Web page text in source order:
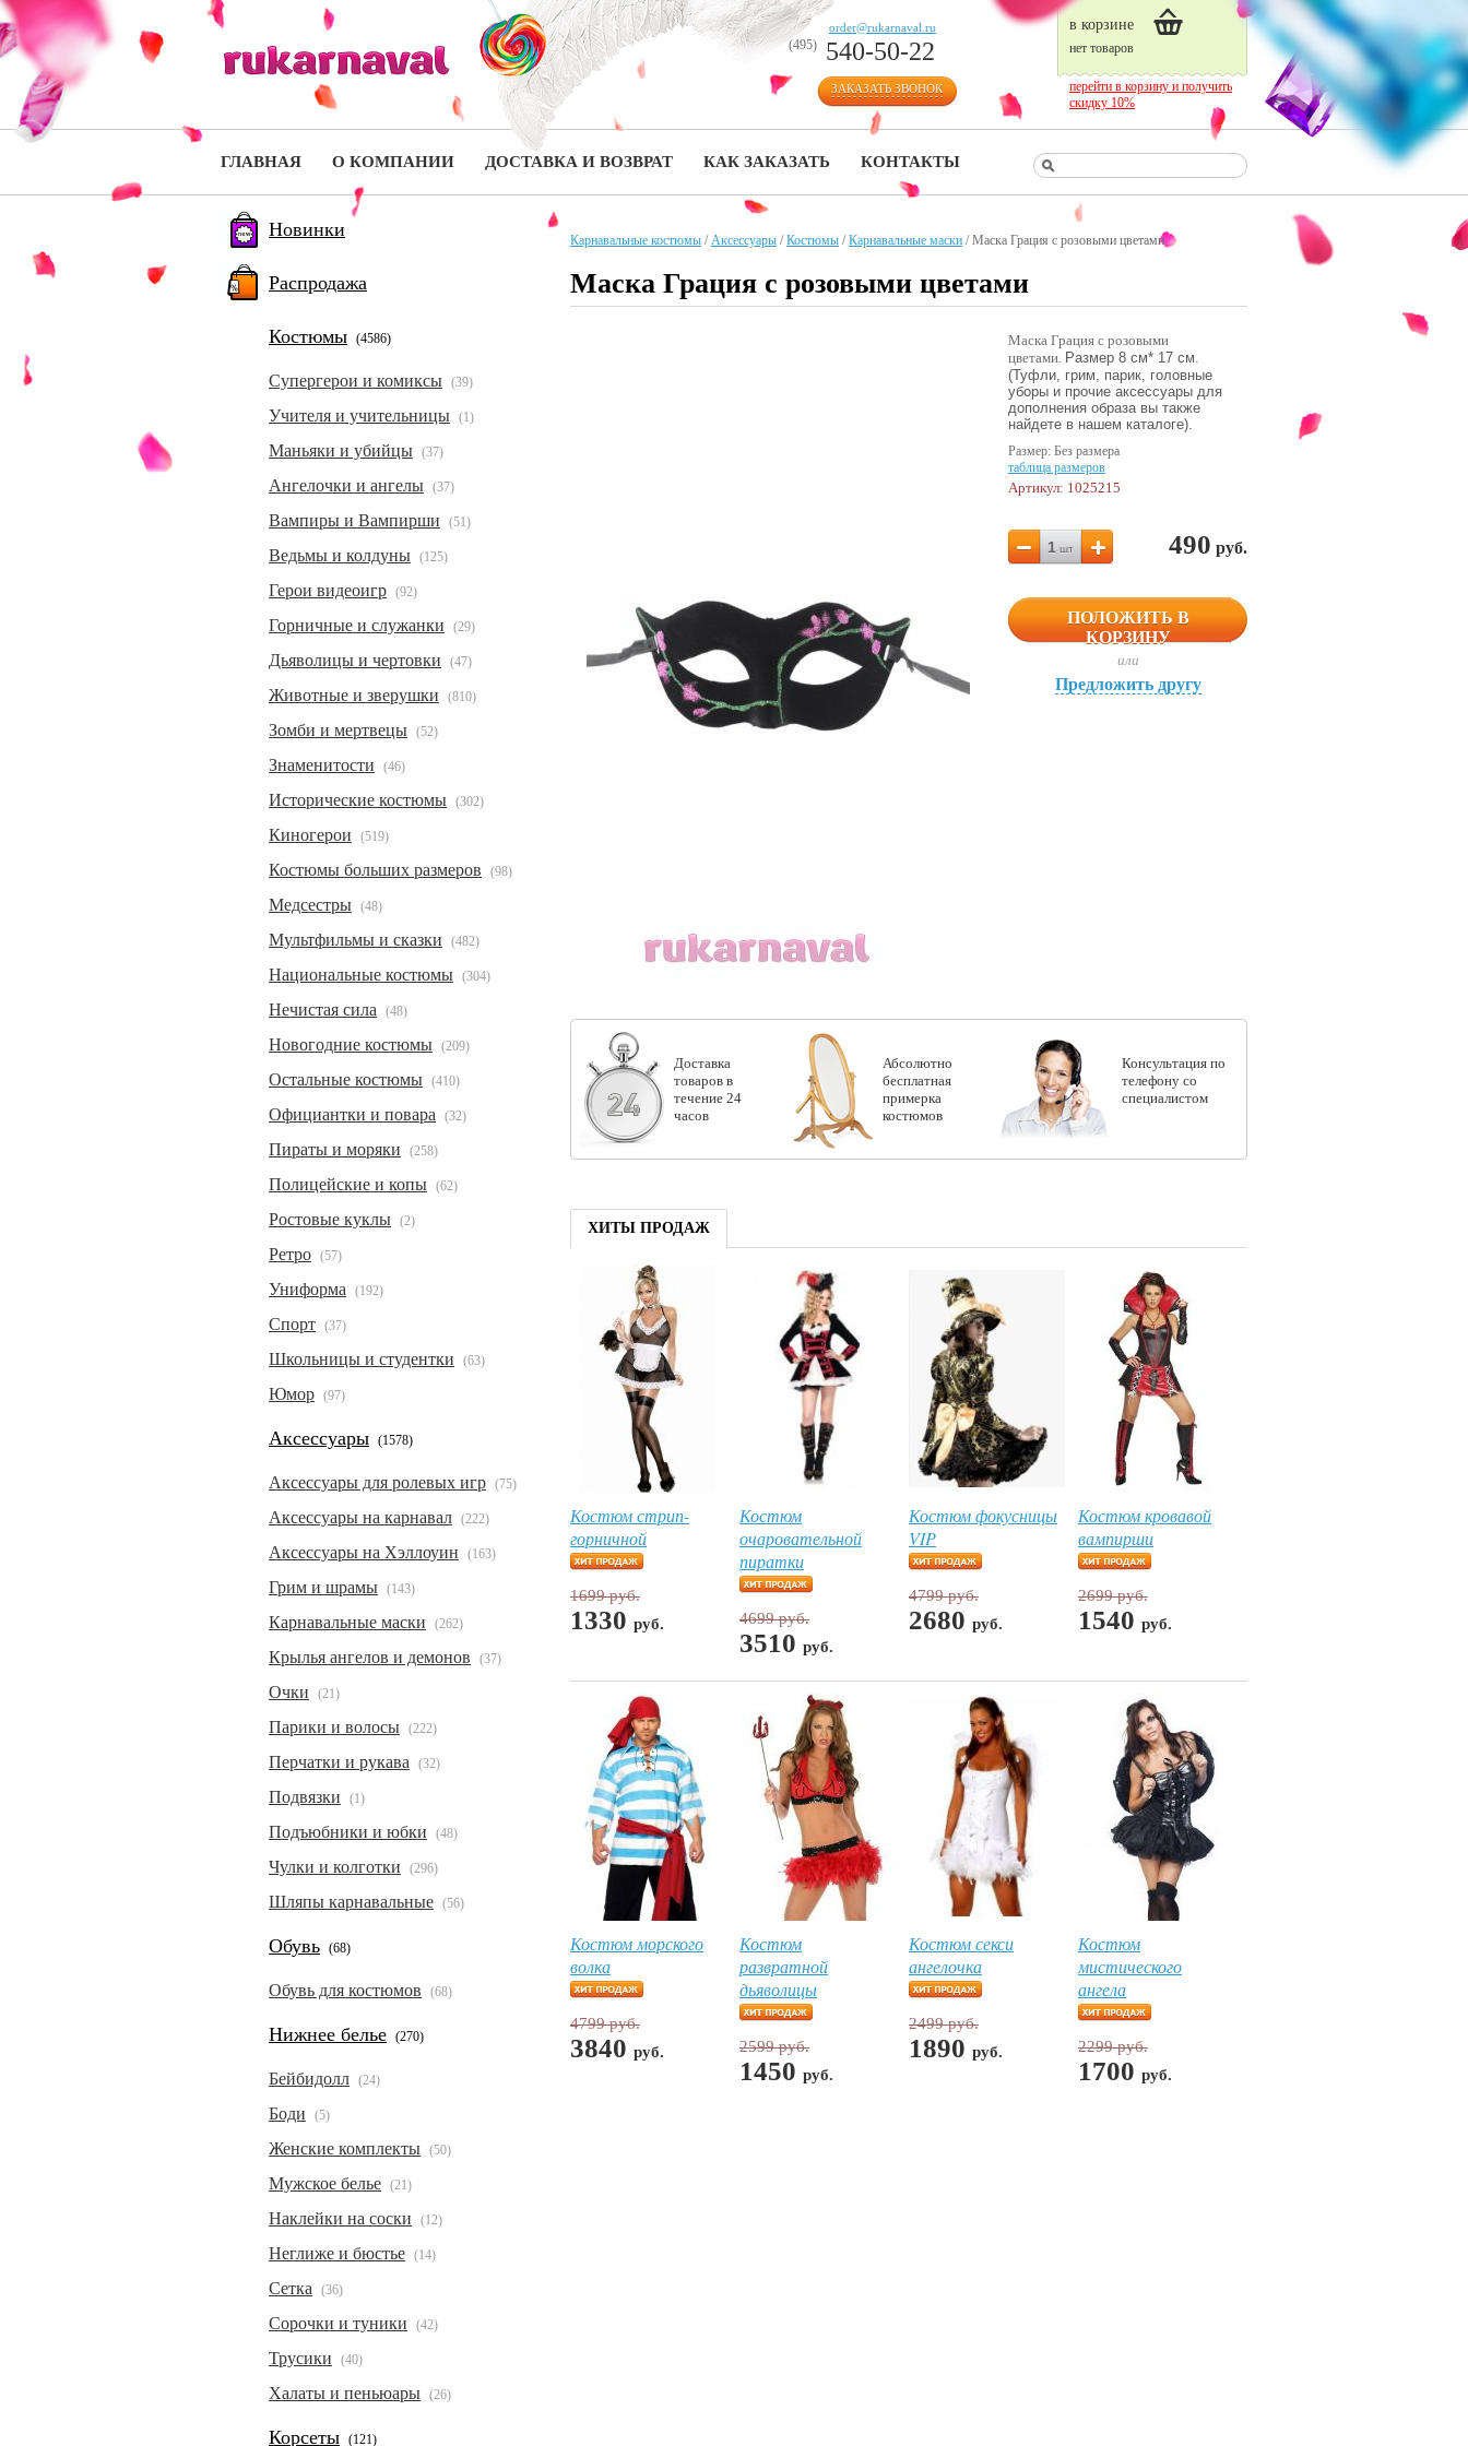
order@rukarnaval.ru
(495) 540-50-22
ЗАКАЗАТЬ ЗВОНОК
в корзине
нет товаров
перейти в корзину и получить
скидку 10%
ГЛАВНАЯ О КОМПАНИИ ДОСТАВКА И ВОЗВРАТ КАК ЗАКАЗАТЬ КОНТАКТЫ
Новинки
Распродажа
Костюмы (4586)
Супергерои и комиксы (39)
Учителя и учительницы (1)
Маньяки и убийцы (37)
Ангелочки и ангелы (37)
Вампиры и Вампирши (51)
Ведьмы и колдуны (125)
Герои видеоигр (92)
Горничные и служанки (29)
Дьяволицы и чертовки (47)
Животные и зверушки (810)
Зомби и мертвецы (52)
Знаменитости (46)
Исторические костюмы (302)
Киногерои (519)
Костюмы больших размеров (98)
Медсестры (48)
Мультфильмы и сказки (482)
Национальные костюмы (304)
Нечистая сила (48)
Новогодние костюмы (209)
Остальные костюмы (410)
Официантки и повара (32)
Пираты и моряки (258)
Полицейские и копы (62)
Ростовые куклы (2)
Ретро (57)
Униформа (192)
Спорт (37)
Школьницы и студентки (63)
Юмор (97)
Аксессуары (1578)
Аксессуары для ролевых игр (75)
Аксессуары на карнавал (222)
Аксессуары на Хэллоуин (163)
Грим и шрамы (143)
Карнавальные маски (262)
Крылья ангелов и демонов (37)
Очки (21)
Парики и волосы (222)
Перчатки и рукава (32)
Подвязки (1)
Подъюбники и юбки (48)
Чулки и колготки (296)
Шляпы карнавальные (56)
Обувь (68)
Обувь для костюмов (68)
Нижнее белье (270)
Бейбидолл (24)
Боди (5)
Женские комплекты (50)
Мужское белье (21)
Наклейки на соски (12)
Неглиже и бюстье (14)
Сетка (36)
Сорочки и туники (42)
Трусики (40)
Халаты и пеньюары (26)
Корсеты (121)
Карнавальные костюмы /Аксессуары /Костюмы /Карнавальные маски /Маска Грация с розовыми цветами
Маска Грация с розовыми цветами
Маска Грация с розовыми
цветами. Размер 8 см* 17 см.
(Туфли, грим, парик, головные
уборы и прочие аксессуары для
дополнения образа вы также
найдете в нашем каталоге).
Размер: Без размера
таблица размеров
Артикул: 1025215
490 руб.
1 шт
ПОЛОЖИТЬ В
КОРЗИНУ
или
Предложить другу
Доставка
товаров в
течение 24
часов
Абсолютно
бесплатная
примерка
костюмов
Консультация по
телефону со
специалистом
ХИТЫ ПРОДАЖ
Костюм стрип-
горничной
1699 руб.
1330 руб.
Костюм
очаровательной
пиратки
4699 руб.
3510 руб.
Костюм фокусницы
VIP
4799 руб.
2680 руб.
Костюм кровавой
вампирши
2699 руб.
1540 руб.
Костюм морского
волка
4799 руб.
3840 руб.
Костюм
развратной
дьяволицы
2599 руб.
1450 руб.
Костюм секси
ангелочка
2499 руб.
1890 руб.
Костюм
мистического
ангела
2299 руб.
1700 руб.